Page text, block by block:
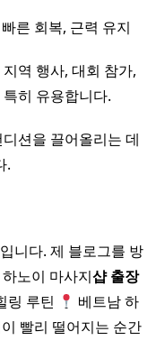
른 회복, 근력 유지
역 행사, 대회 참가,
히 유용합니다.
션을 끌어올리는 데
.
니다. 제 블로그를 방
노이 마사지샵 출장
링 루틴
베트남 하
빨리 떨어지는 순간